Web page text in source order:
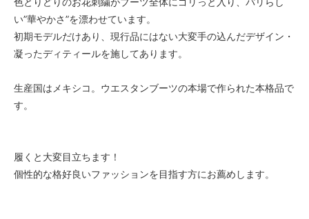
い”華やかさ”を漂わせています。
初期モデルだけあり、現行品にはない大変手の込んだデザイン・
凝ったディティールを施してあります。
生産国はメキシコ。ウエスタンブーツの本場で作られた本格品で
す。
履くと大変目立ちます！
個性的な格好良いファッションを目指す方にお薦めします。